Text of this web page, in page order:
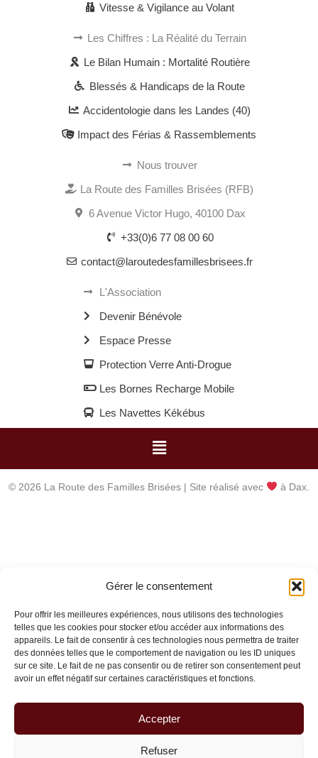
Gérer le consentement
Pour offrir les meilleures expériences, nous utilisons des technologies
telles que les cookies pour stocker et/ou accéder aux informations des
appareils. Le fait de consentir à ces technologies nous permettra de traiter
des données telles que le comportement de navigation ou les ID uniques
sur ce site. Le fait de ne pas consentir ou de retirer son consentement peut
avoir un effet négatif sur certaines caractéristiques et fonctions.
Accepter
Refuser
Vitesse & Vigilance au Volant
Les Chiffres : La Réalité du Terrain
Le Bilan Humain : Mortalité Routière
Blessés & Handicaps de la Route
Accidentologie dans les Landes (40)
Impact des Férias & Rassemblements
Nous trouver
La Route des Familles Brisées (RFB)
6 Avenue Victor Hugo, 40100 Dax
+33(0)6 77 08 00 60
contact@laroutedesfamillesbrisees.fr
L'Association
Devenir Bénévole
Espace Presse
Protection Verre Anti-Drogue
Les Bornes Recharge Mobile
Les Navettes Kékébus
Menu
© 2026 La Route des Familles Brisées | Site réalisé avec à Dax.